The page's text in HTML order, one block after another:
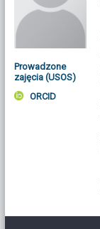
Prowadzone
zajęcia (USOS)
ORCID